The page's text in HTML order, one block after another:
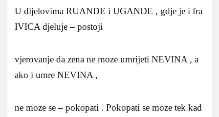
U dijelovima RUANDE i UGANDE , gdje je i fra
IVICA djeluje – postoji
vjerovanje da zena ne moze umrijeti NEVINA , a
ako i umre NEVINA ,
ne moze se – pokopati . Pokopati se moze tek kad